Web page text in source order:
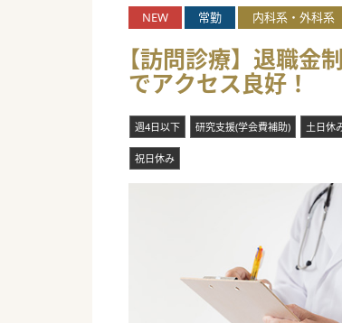
NEW 常勤 内科系・外科系
【訪問診療】退職
でアクセス良好！
週4日以下 研究支援(学会費補助) 土日休
祝日休み